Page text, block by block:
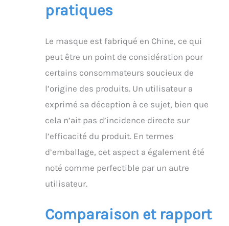
profonde de la lumière.
Pour de meilleurs
fois par semaine (10 à
20 minutes/session).
utilisateurs signalent
une texture plus lisse et
les 4 à 6 semaines
d'utilisation constante.
pratiques
Le masque est fabriqué en Chine, ce qui
peut être un point de considération pour
certains consommateurs soucieux de
l’origine des produits. Un utilisateur a
exprimé sa déception à ce sujet, bien que
cela n’ait pas d’incidence directe sur
l’efficacité du produit. En termes
d’emballage, cet aspect a également été
noté comme perfectible par un autre
utilisateur.
Comparaison et rapport